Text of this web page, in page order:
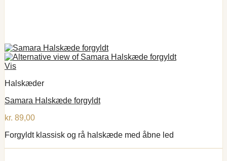
Vis
Halskæder
Samara Halskæde forgyldt
kr. 89,00
Forgyldt klassisk og rå halskæde med åbne led